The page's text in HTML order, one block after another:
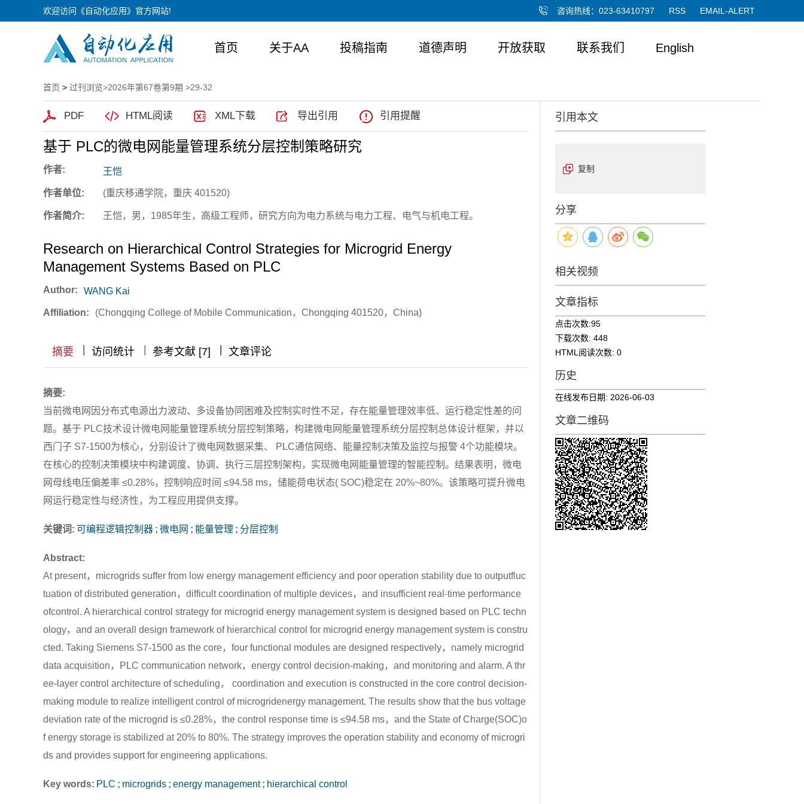
欢迎访问《自动化应用》官方网站! 咨询热线：023-63410797 RSS EMAIL-ALERT
首页 关于AA 投稿指南 道德声明 开放获取 联系我们 English
首页 > 过刊浏览>2026年第67卷第9期 >29-32
PDF HTML阅读 XML下载 导出引用 引用提醒
基于 PLC的微电网能量管理系统分层控制策略研究
作者: 王恺
作者单位: (重庆移通学院，重庆 401520)
作者简介: 王恺，男，1985年生，高级工程师，研究方向为电力系统与电力工程、电气与机电工程。
Research on Hierarchical Control Strategies for Microgrid Energy
Management Systems Based on PLC
Author: WANG Kai
Affiliation: (Chongqing College of Mobile Communication，Chongqing 401520，China)
摘要 访问统计 参考文献 [7] 文章评论
摘要:
当前微电网因分布式电源出力波动、多设备协同困难及控制实时性不足，存在能量管理效率低、运行稳定性差的问
题。基于 PLC技术设计微电网能量管理系统分层控制策略，构建微电网能量管理系统分层控制总体设计框架，并以
西门子 S7-1500为核心，分别设计了微电网数据采集、 PLC通信网络、能量控制决策及监控与报警 4个功能模块。
在核心的控制决策模块中构建调度、协调、执行三层控制架构，实现微电网能量管理的智能控制。结果表明，微电
网母线电压偏差率 ≤0.28%，控制响应时间 ≤94.58 ms，储能荷电状态( SOC)稳定在 20%~80%。该策略可提升微电
网运行稳定性与经济性，为工程应用提供支撑。
关键词: 可编程逻辑控制器 ; 微电网 ; 能量管理 ; 分层控制
Abstract:
At present，microgrids suffer from low energy management efficiency and poor operation stability due to outputfluc
tuation of distributed generation，difficult coordination of multiple devices，and insufficient real-time performance
ofcontrol. A hierarchical control strategy for microgrid energy management system is designed based on PLC techn
ology，and an overall design framework of hierarchical control for microgrid energy management system is constru
cted. Taking Siemens S7-1500 as the core，four functional modules are designed respectively，namely microgrid
data acquisition，PLC communication network，energy control decision-making，and monitoring and alarm. A thr
ee-layer control architecture of scheduling， coordination and execution is constructed in the core control decision-
making module to realize intelligent control of microgridenergy management. The results show that the bus voltage
deviation rate of the microgrid is ≤0.28%，the control response time is ≤94.58 ms，and the State of Charge(SOC)o
f energy storage is stabilized at 20% to 80%. The strategy improves the operation stability and economy of microgri
ds and provides support for engineering applications.
Key words: PLC ; microgrids ; energy management ; hierarchical control
引用本文
复制
分享
相关视频
文章指标
点击次数:95
下载次数: 448
HTML阅读次数: 0
历史
在线发布日期: 2026-06-03
文章二维码